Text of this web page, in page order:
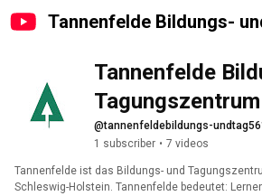
Tannenfelde Bildungs-
Tannenfelde
Tagungszentrum
@tannenfeldebildungs-
1 subscriber • 7 videos
Tannenfelde ist das Bildungs- und
Schleswig-Holstein. Tannenfelde bedeutet: